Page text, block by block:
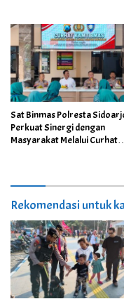
Sat Binmas Polresta
Perkuat Sinergi dengan
Masyarakat Melalui Curhat
Rekomendasi untuk